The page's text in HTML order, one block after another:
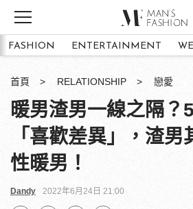
FASHION ENTERTAINMENT
首頁 RELATIONSHIP 戀愛
暖男渣男一線之隔？
「喜歡差異」，渣男
性暖男！
Dandy 2022年6月24日 21:00